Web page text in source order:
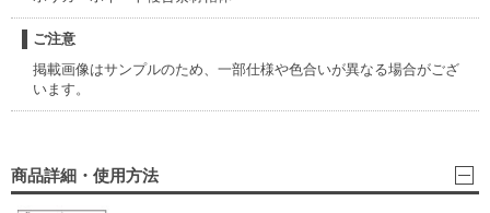
ご注意
掲載画像はサンプルのため、一部仕様や色合いが異なる場合がござ
います。
商品詳細・使用方法